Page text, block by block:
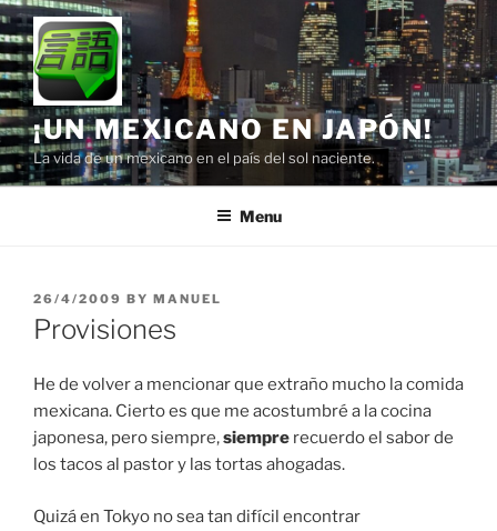
Skip
to
content
¡UN MEXICANO EN JAPÓN!
La vida de un mexicano en el país del sol naciente.
Menu
POSTED
ON
26/4/2009 BY MANUEL
Provisiones
He de volver a mencionar que extraño mucho la comida
mexicana. Cierto es que me acostumbré a la cocina
japonesa, pero siempre,siempre recuerdo el sabor de
los tacos al pastor y las tortas ahogadas.
Quizá en Tokyo no sea tan difícil encontrar